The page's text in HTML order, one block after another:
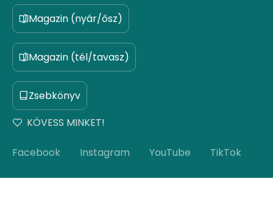
Magazin (nyár/ősz)
Magazin (tél/tavasz)
Zsebkönyv
KÖVESS MINKET!
Facebook Instagram YouTube TikTok